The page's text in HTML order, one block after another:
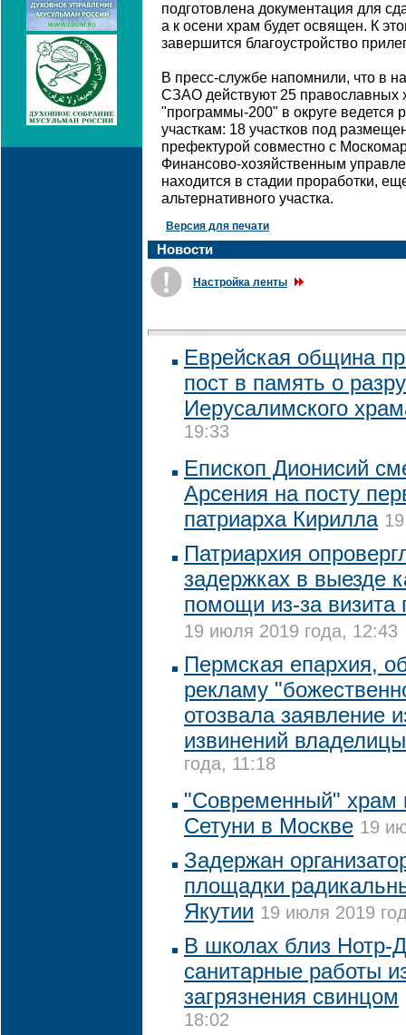
подготовлена документация для
а к осени храм будет освящен. К
завершится благоустройство
В пресс-службе напомнили, что в
СЗАО действуют 25 православных
"программы-200" в округе ведется
участкам: 18 участков под
префектурой совместно с
Финансово-хозяйственным
находится в стадии проработки,
альтернативного участка.
Версия для печати
Новости
Настройка ленты
Еврейская община
пост в память о
Иерусалимского
19:33
Епископ Дионисий
Арсения на посту
патриарха Кирилла
Патриархия
задержках в выезде
помощи из-за
19 июля 2019 года, 12:43
Пермская епархия,
рекламу
отозвала заявление
извинений
года, 11:18
"Современный" храм
Сетуни в Москве 19
Задержан
площадки
Якутии 19 июля 2019
В школах близ Нотр-
санитарные работы
загрязнения свинцом
18:02